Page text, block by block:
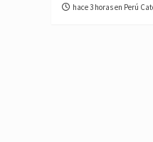
hace 3 horas en Perú